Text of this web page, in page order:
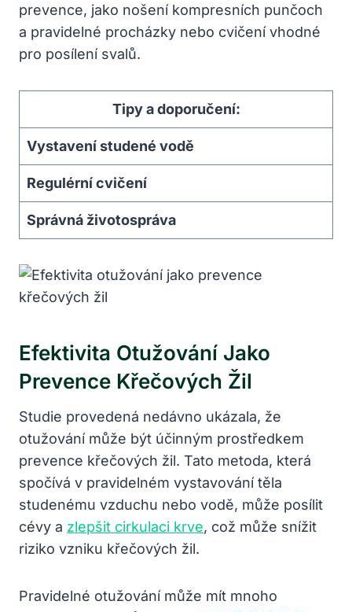
prevence, jako nošení kompresních punčoch
a pravidelné procházky nebo cvičení vhodné
pro posílení svalů.
Tipy a doporučení:
Vystavení studené vodě
Regulérní cvičení
Správná životospráva
Efektivita Otužování Jako
Prevence Křečových Žil
Studie provedená nedávno ukázala, že
otužování může být účinným prostředkem
prevence křečových žil. Tato metoda, která
spočívá v pravidelném vystavování těla
studenému vzduchu nebo vodě, může posílit
cévy a zlepšit cirkulaci krve, což může snížit
riziko vzniku křečových žil.
Pravidelné otužování může mít mnoho